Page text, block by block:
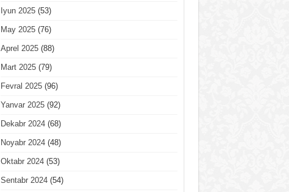
Iyun 2025(53)
May 2025(76)
Aprel 2025(88)
Mart 2025(79)
Fevral 2025(96)
Yanvar 2025(92)
Dekabr 2024(68)
Noyabr 2024(48)
Oktabr 2024(53)
Sentabr 2024(54)